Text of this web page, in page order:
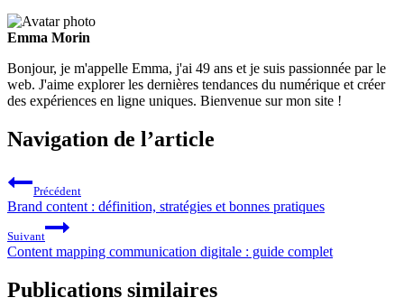
Emma Morin
Bonjour, je m'appelle Emma, j'ai 49 ans et je suis passionnée par le
web. J'aime explorer les dernières tendances du numérique et créer
des expériences en ligne uniques. Bienvenue sur mon site !
Navigation de l’article
Précédent
Brand content : définition, stratégies et bonnes pratiques
Suivant
Content mapping communication digitale : guide complet
Publications similaires